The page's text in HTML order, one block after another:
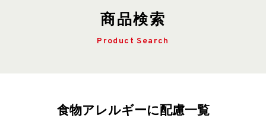
商品検索
Product Search
食物アレルギーに配慮一覧